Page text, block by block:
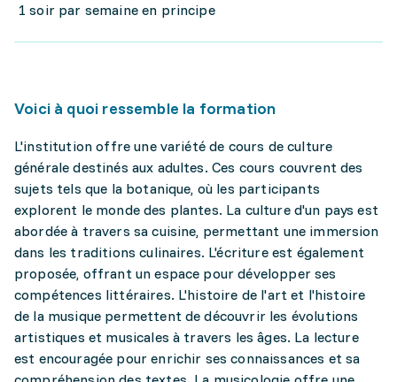
1 soir par semaine en principe
Voici à quoi ressemble la formation
L'institution offre une variété de cours de culture
générale destinés aux adultes. Ces cours couvrent des
sujets tels que la botanique, où les participants
explorent le monde des plantes. La culture d'un pays est
abordée à travers sa cuisine, permettant une immersion
dans les traditions culinaires. L'écriture est également
proposée, offrant un espace pour développer ses
compétences littéraires. L'histoire de l'art et l'histoire
de la musique permettent de découvrir les évolutions
artistiques et musicales à travers les âges. La lecture
est encouragée pour enrichir ses connaissances et sa